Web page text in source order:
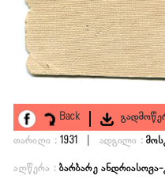
Back
თარიღი : 1931 | ადგილი :
აღწერა : ბარბარე